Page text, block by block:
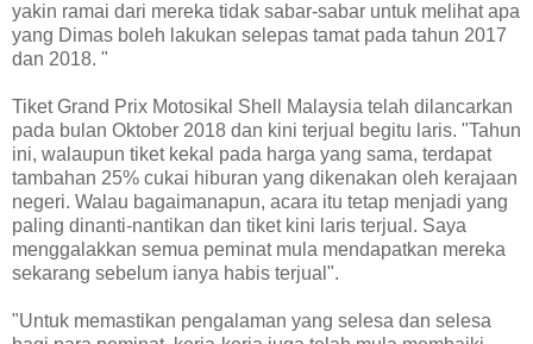
yakin ramai dari mereka tidak sabar-sabar untuk melihat apa
yang Dimas boleh lakukan selepas tamat pada tahun 2017
dan 2018. "
Tiket Grand Prix Motosikal Shell Malaysia telah dilancarkan
pada bulan Oktober 2018 dan kini terjual begitu laris. "Tahun
ini, walaupun tiket kekal pada harga yang sama, terdapat
tambahan 25% cukai hiburan yang dikenakan oleh kerajaan
negeri. Walau bagaimanapun, acara itu tetap menjadi yang
paling dinanti-nantikan dan tiket kini laris terjual. Saya
menggalakkan semua peminat mula mendapatkan mereka
sekarang sebelum ianya habis terjual".
"Untuk memastikan pengalaman yang selesa dan selesa